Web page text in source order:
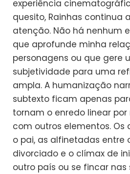
experiência
quesito, Rainhas continua
atenção. Não há nenhum
que aprofunde minha
personagens ou que gere
subjetividade para uma
ampla. A humanização
subtexto ficam apenas
tornam o enredo linear
com outros elementos. Os
o pai, as alfinetadas entre
divorciado e o clímax de
outro país ou se fincar nas